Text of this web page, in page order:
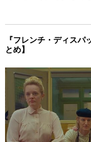
『フレンチ・ディス
とめ】